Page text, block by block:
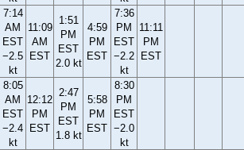
7:14
AM
EST
−2.5
kt
11:09
AM
EST
1:51
PM
EST
2.0 kt
4:59
PM
EST
7:36
PM
EST
−2.2
kt
11:11
PM
EST
8:05
AM
EST
−2.4
kt
12:12
PM
EST
2:47
PM
EST
1.8 kt
5:58
PM
EST
8:30
PM
EST
−2.0
kt